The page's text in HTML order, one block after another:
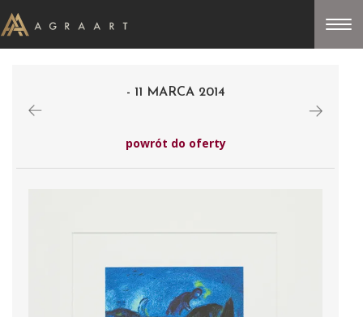
- 11 MARCA 2014
powrót do oferty